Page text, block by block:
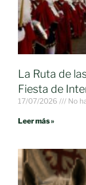
La Ruta de
Fiesta de
17/07/2026 No
Leer más »